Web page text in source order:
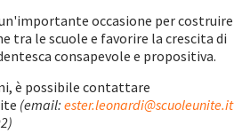
occasione per costruire
tra le scuole e favorire la crescita di
consapevole e propositiva.
è possibile contattare
(email: ester.leonardi@scuoleunite.it